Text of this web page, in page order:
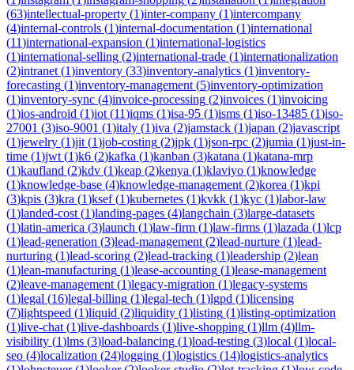
(63)intellectual-property (1)inter-company (1)intercompany
(4)internal-controls (1)internal-documentation (1)international
(11)international-expansion (1)international-logistics
(1)international-selling (2)international-trade (1)internationalization
(2)intranet (1)inventory (33)inventory-analytics (1)inventory-
forecasting (1)inventory-management (5)inventory-optimization
(1)inventory-sync (4)invoice-processing (2)invoices (1)invoicing
(1)ios-android (1)iot (11)iqms (1)isa-95 (1)isms (1)iso-13485 (1)iso-
27001 (3)iso-9001 (1)italy (1)iva (2)jamstack (1)japan (2)javascript
(1)jewelry (1)jit (1)job-costing (2)jpk (1)json-rpc (2)jumia (1)just-in-
time (1)jwt (1)k6 (2)kafka (1)kanban (3)katana (1)katana-mrp
(1)kaufland (2)kdv (1)keap (2)kenya (1)klaviyo (1)knowledge
(1)knowledge-base (4)knowledge-management (2)korea (1)kpi
(3)kpis (3)kra (1)ksef(1)kubernetes (1)kvkk (1)kyc (1)labor-law
(1)landed-cost (1)landing-pages (4)langchain (3)large-datasets
(1)latin-america (3)launch (1)law-firm (1)law-firms (1)lazada (1)lcp
(1)lead-generation (3)lead-management (2)lead-nurture (1)lead-
nurturing (1)lead-scoring (2)lead-tracking (1)leadership (2)lean
(1)lean-manufacturing (1)lease-accounting (1)lease-management
(2)leave-management (1)legacy-migration (1)legacy-systems
(1)legal (16)legal-billing (1)legal-tech (1)lgpd (1)licensing
(7)lightspeed (1)liquid (2)liquidity (1)listing (1)listing-optimization
(1)live-chat (1)live-dashboards (1)live-shopping (1)llm (4)llm-
visibility (1)lms (3)load-balancing (1)load-testing (3)local (1)local-
seo (4)localization (24)logging (1)logistics (14)logistics-analytics